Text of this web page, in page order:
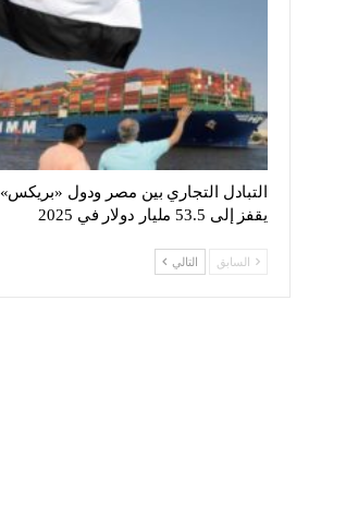
التبادل التجاري بين مصر ودول «بريكس»
يقفز إلى 53.5 مليار دولار في 2025
السابق التالي